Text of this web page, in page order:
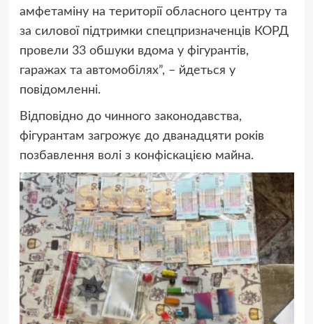
амфетаміну на території обласного центру та
за силової підтримки спецпризначенців КОРД
провели 33 обшуки вдома у фігурантів,
гаражах та автомобілях”, – йдеться у
повідомленні.
Відповідно до чинного законодавства,
фігурантам загрожує до дванадцяти років
позбавлення волі з конфіскацією майна.